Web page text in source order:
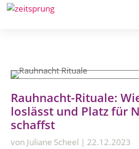
Rauhnacht-Rituale:
loslässt und Platz für
schaffst
von Juliane Scheel | 22.12.2023